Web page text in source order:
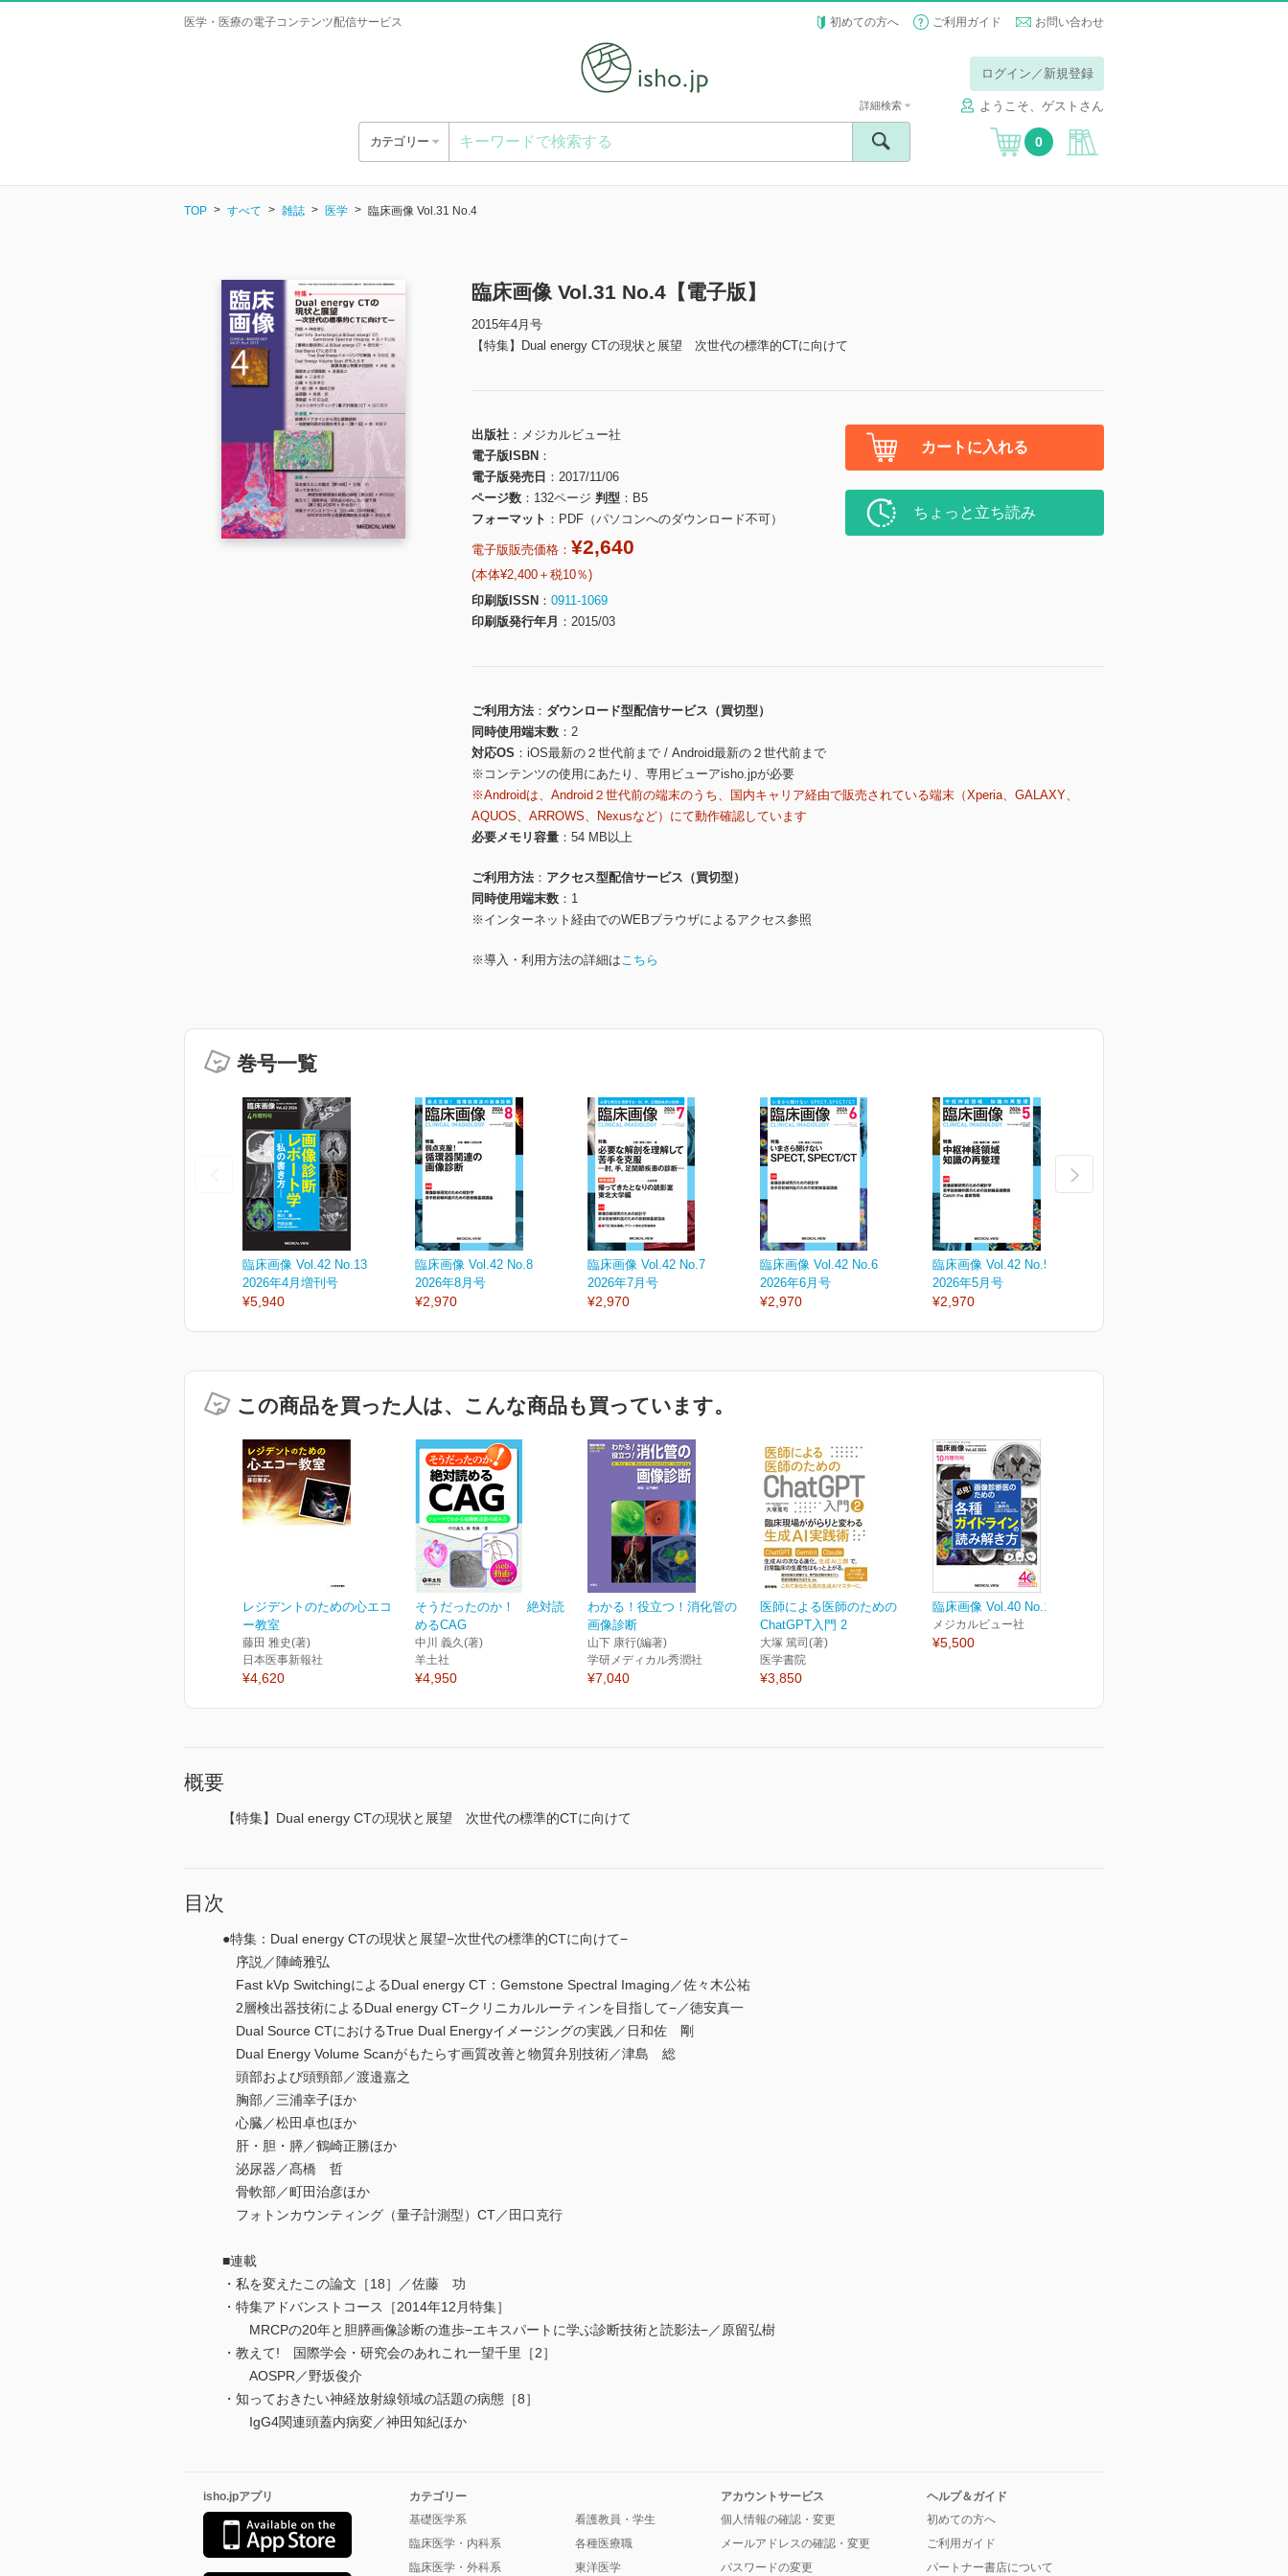
医学・医療の電子コンテンツ配信サービス 初めての方へ ご利用ガイド お問い合わせ
ログイン／新規登録
ようこそ、ゲストさん
カテゴリー
詳細検索
0
TOP すべて 雑誌 医学 臨床画像 Vol.31 No.4
臨床画像 Vol.31 No.4【電子版】
2015年4月号
【特集】Dual energy CTの現状と展望 次世代の標準的CTに向けて
出版社
メジカルビュー社
電子版ISBN
電子版発売日
2017/11/06
ページ数
132ページ 判型
B5
フォーマット
PDF（パソコンへのダウンロード不可）
電子版販売価格： ¥2,640
(本体¥2,400＋税10％)
印刷版ISSN
0911-1069
印刷版発行年月
2015/03
カートに入れる
ちょっと立ち読み
ご利用方法
ダウンロード型配信サービス（買切型）
同時使用端末数
2
対応OS
iOS最新の２世代前まで / Android最新の２世代前まで
※コンテンツの使用にあたり、専用ビューアisho.jpが必要
※Androidは、Android２世代前の端末のうち、国内キャリア経由で販売されている端末（Xperia、GALAXY、
AQUOS、ARROWS、Nexusなど）にて動作確認しています
必要メモリ容量
54 MB以上
ご利用方法
アクセス型配信サービス（買切型）
同時使用端末数
1
※インターネット経由でのWEBブラウザによるアクセス参照
※導入・利用方法の詳細はこちら
巻号一覧
臨床画像 Vol.42 No.13
2026年4月増刊号
¥5,940
臨床画像 Vol.42 No.8
2026年8月号
¥2,970
臨床画像 Vol.42 No.7
2026年7月号
¥2,970
臨床画像 Vol.42 No.6
2026年6月号
¥2,970
臨床画像 Vol.42 No.5
2026年5月号
¥2,970
この商品を買った人は、こんな商品も買っています。
レジデントのための心エコ
ー教室
藤田 雅史(著)
日本医事新報社
¥4,620
そうだったのか！ 絶対読
めるCAG
中川 義久(著)
羊土社
¥4,950
わかる！役立つ！消化管の
画像診断
山下 康行(編著)
学研メディカル秀潤社
¥7,040
医師による医師のための
ChatGPT入門 2
大塚 篤司(著)
医学書院
¥3,850
臨床画像 Vol.40 No.14
メジカルビュー社
¥5,500
概要
【特集】Dual energy CTの現状と展望 次世代の標準的CTに向けて
目次
●特集：Dual energy CTの現状と展望−次世代の標準的CTに向けて−
序説／陣崎雅弘
Fast kVp SwitchingによるDual energy CT：Gemstone Spectral Imaging／佐々木公祐
2層検出器技術によるDual energy CT−クリニカルルーティンを目指して−／徳安真一
Dual Source CTにおけるTrue Dual Energyイメージングの実践／日和佐 剛
Dual Energy Volume Scanがもたらす画質改善と物質弁別技術／津島 総
頭部および頭頸部／渡邉嘉之
胸部／三浦幸子ほか
心臓／松田卓也ほか
肝・胆・膵／鶴崎正勝ほか
泌尿器／髙橋 哲
骨軟部／町田治彦ほか
フォトンカウンティング（量子計測型）CT／田口克行
■連載
・私を変えたこの論文［18］／佐藤 功
・特集アドバンストコース［2014年12月特集］
MRCPの20年と胆膵画像診断の進歩−エキスパートに学ぶ診断技術と読影法−／原留弘樹
・教えて! 国際学会・研究会のあれこれ一望千里［2］
AOSPR／野坂俊介
・知っておきたい神経放射線領域の話題の病態［8］
IgG4関連頭蓋内病変／神田知紀ほか
isho.jpアプリ
カテゴリー
基礎医学系
臨床医学・内科系
臨床医学・外科系
看護教員・学生
各種医療職
東洋医学
アカウントサービス
個人情報の確認・変更
メールアドレスの確認・変更
パスワードの変更
ヘルプ＆ガイド
初めての方へ
ご利用ガイド
パートナー書店について